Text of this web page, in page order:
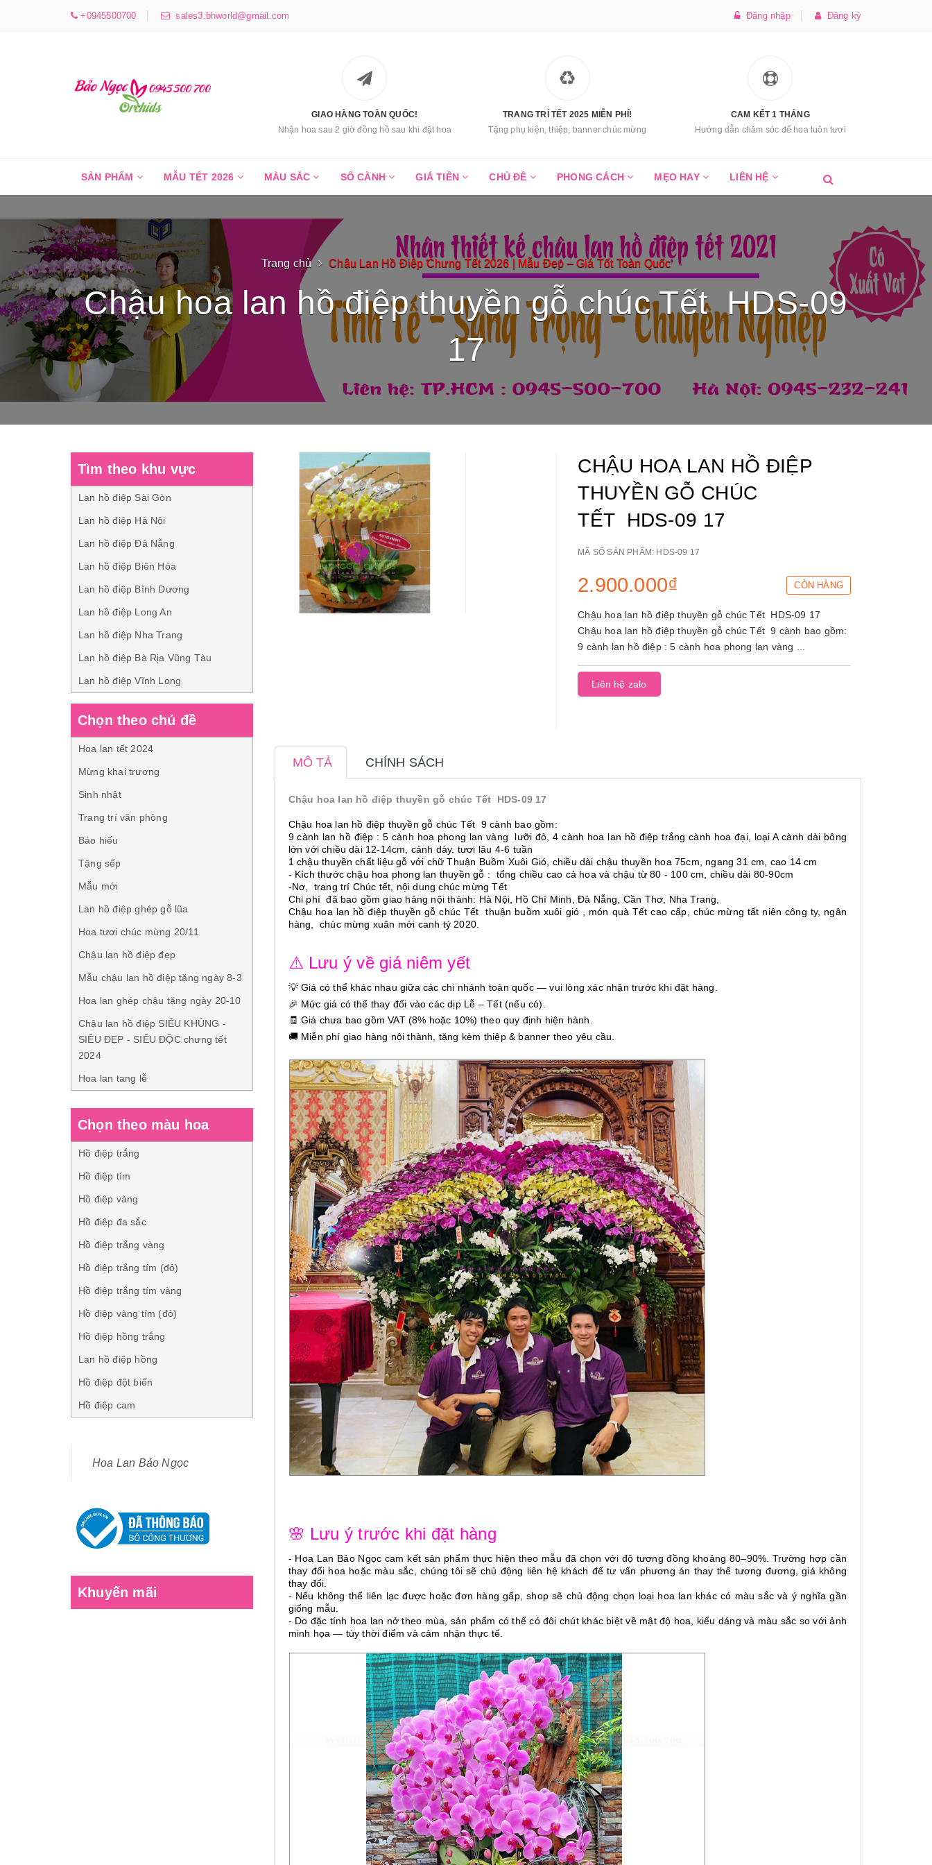
+0945500700 sales3.bhworld@gmail.com Đăng nhập Đăng ký
GIAO HÀNG TOÀN QUỐC!
Nhận hoa sau 2 giờ đồng hồ sau khi đặt hoa
TRANG TRÍ TẾT 2025 MIỄN PHÍ!
Tặng phụ kiện, thiệp, banner chúc mừng
CAM KẾT 1 THÁNG
Hướng dẫn chăm sóc để hoa luôn tươi
SẢN PHẨM MẪU TẾT 2026 MÀU SẮC SỐ CÀNH GIÁ TIỀN CHỦ ĐỀ PHONG CÁCH MẸO HAY LIÊN HỆ
Trang chủ Chậu Lan Hồ Điệp Chưng Tết 2026 | Mẫu Đẹp – Giá Tốt Toàn Quốc
Chậu hoa lan hồ điệp thuyền gỗ chúc Tết HDS-09
17
CHẬU HOA LAN HỒ ĐIỆP
THUYỀN GỖ CHÚC
TẾT HDS-09 17
MÃ SỐ SẢN PHẨM: HDS-09 17
2.900.000₫ CÒN HÀNG
Chậu hoa lan hồ điệp thuyền gỗ chúc Tết HDS-09 17
Chậu hoa lan hồ điệp thuyền gỗ chúc Tết 9 cành bao gồm:
9 cành lan hồ điệp : 5 cành hoa phong lan vàng ...
Liên hệ zalo
MÔ TẢ CHÍNH SÁCH
Chậu hoa lan hồ điệp thuyền gỗ chúc Tết HDS-09 17
Chậu hoa lan hồ điệp thuyền gỗ chúc Tết 9 cành bao gồm:
9 cành lan hồ điệp : 5 cành hoa phong lan vàng lưỡi đỏ, 4 cành hoa lan hồ điệp trắng cành hoa đại, loại A cành dài bông
lớn với chiều dài 12-14cm, cánh dày. tươi lâu 4-6 tuần
1 chậu thuyền chất liệu gỗ với chữ Thuận Buồm Xuôi Gió, chiều dài chậu thuyền hoa 75cm, ngang 31 cm, cao 14 cm
- Kích thước chậu hoa phong lan thuyền gỗ : tổng chiều cao cả hoa và chậu từ 80 - 100 cm, chiều dài 80-90cm
-Nơ, trang trí Chúc tết, nội dung chúc mừng Tết
Chi phí đã bao gồm giao hàng nội thành: Hà Nội, Hồ Chí Minh, Đà Nẵng, Cần Thơ, Nha Trang,
Chậu hoa lan hồ điệp thuyền gỗ chúc Tết thuận buồm xuôi gió , món quà Tết cao cấp, chúc mừng tất niên công ty, ngân
hàng, chúc mừng xuân mới canh tý 2020.
⚠️ Lưu ý về giá niêm yết
💡 Giá có thể khác nhau giữa các chi nhánh toàn quốc — vui lòng xác nhận trước khi đặt hàng.
🎉 Mức giá có thể thay đổi vào các dịp Lễ – Tết (nếu có).
🧾 Giá chưa bao gồm VAT (8% hoặc 10%) theo quy định hiện hành.
🚚 Miễn phí giao hàng nội thành, tặng kèm thiệp & banner theo yêu cầu.
🌸 Lưu ý trước khi đặt hàng
- Hoa Lan Bảo Ngọc cam kết sản phẩm thực hiện theo mẫu đã chọn với độ tương đồng khoảng 80–90%. Trường hợp cần
thay đổi hoa hoặc màu sắc, chúng tôi sẽ chủ động liên hệ khách để tư vấn phương án thay thế tương đương, giá không
thay đổi.
- Nếu không thể liên lạc được hoặc đơn hàng gấp, shop sẽ chủ động chọn loại hoa lan khác có màu sắc và ý nghĩa gần
giống mẫu.
- Do đặc tính hoa lan nở theo mùa, sản phẩm có thể có đôi chút khác biệt về mật độ hoa, kiểu dáng và màu sắc so với ảnh
minh họa — tùy thời điểm và cảm nhận thực tế.
Tìm theo khu vực
Lan hồ điệp Sài Gòn
Lan hồ điệp Hà Nội
Lan hồ điệp Đà Nẵng
Lan hồ điệp Biên Hòa
Lan hồ điệp Bình Dương
Lan hồ điệp Long An
Lan hồ điệp Nha Trang
Lan hồ điệp Bà Rịa Vũng Tàu
Lan hồ điệp Vĩnh Long
Chọn theo chủ đề
Hoa lan tết 2024
Mừng khai trương
Sinh nhật
Trang trí văn phòng
Báo hiếu
Tặng sếp
Mẫu mới
Lan hồ điệp ghép gỗ lũa
Hoa tươi chúc mừng 20/11
Chậu lan hồ điệp đẹp
Mẫu chậu lan hồ điệp tặng ngày 8-3
Hoa lan ghép chậu tặng ngày 20-10
Chậu lan hồ điệp SIÊU KHỦNG -
SIÊU ĐẸP - SIÊU ĐỘC chưng tết
2024
Hoa lan tang lễ
Chọn theo màu hoa
Hồ điệp trắng
Hồ điệp tím
Hồ điệp vàng
Hồ điệp đa sắc
Hồ điệp trắng vàng
Hồ điệp trắng tím (đỏ)
Hồ điệp trắng tím vàng
Hồ điệp vàng tím (đỏ)
Hồ điệp hồng trắng
Lan hồ điệp hồng
Hồ điệp đột biến
Hồ điệp cam
Hoa Lan Bảo Ngọc
Khuyến mãi